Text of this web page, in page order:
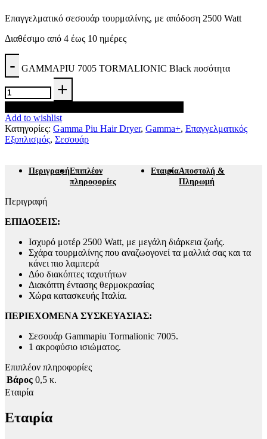
Επαγγελματικό σεσουάρ τουρμαλίνης, με απόδοση 2500 Watt
Διαθέσιμο από 4 έως 10 ημέρες
GAMMAPIU 7005 TORMALIONIC Black ποσότητα
Add to wishlist
Κατηγορίες: Gamma Piu Hair Dryer, Gamma+, Επαγγελματικός
Εξοπλισμός, Σεσουάρ
ΠεριγραφήΕπιπλέον
πληροφορίες
ΕταιρίαΑποστολή &
Πληρωμή
Περιγραφή
ΕΠΙΔΟΣΕΙΣ:
Ισχυρό μοτέρ 2500 Watt, με μεγάλη διάρκεια ζωής.
Σχάρα τουρμαλίνης που αναζωογονεί τα μαλλιά σας και τα
κάνει πιο λαμπερά
Δύο διακόπτες ταχυτήτων
Διακόπτη έντασης θερμοκρασίας
Χώρα κατασκευής Ιταλία.
ΠΕΡΙΕΧΟΜΕΝΑ ΣΥΣΚΕΥΑΣΙΑΣ:
Σεσουάρ Gammapiu Tormalionic 7005.
1 ακροφύσιο ισιώματος.
Επιπλέον πληροφορίες
Βάρος 0,5 κ.
Εταιρία
Εταιρία